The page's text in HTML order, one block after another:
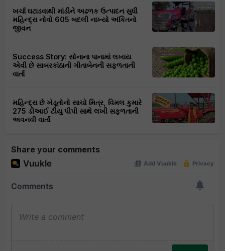
ખર્ચા ઘટાડવાથી માંડીને અઢળક ઉત્પાદન સુધી
મહિન્દ્રા નોવો 605 બદલી નાખ્યો અંકિતનો
જીવન
Success Story: સોનાના પાનામાં લખાય
એવી છે સાબરકાંઠાની ગીતાબેનની સફળતાની
વાર્તા
મહિન્દ્રા છે ખેડૂતોનો સાચો મિત્ર, વિમલ કુમારે
275 ડીઆઈ ટીયુ પીપી સાથે લખી સફળતાની
અવનવી વાર્તા
Share your comments